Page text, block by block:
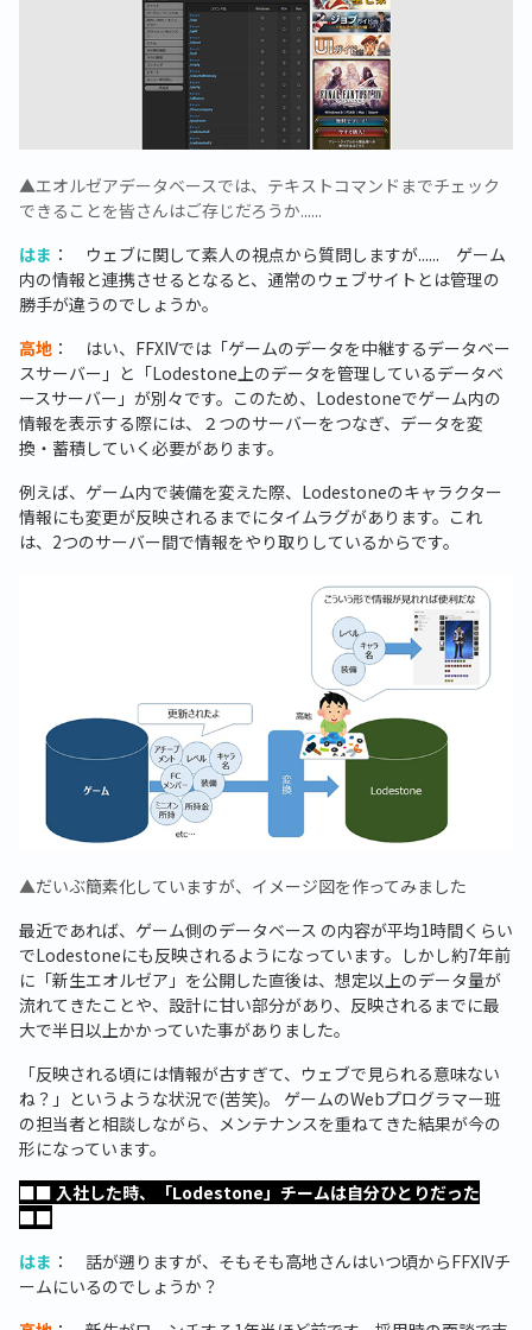
▲エオルゼアデータベースでは、テキストコマンドまでチェック
できることを皆さんはご存じだろうか......
はま ： ウェブに関して素人の視点から質問しますが...... ゲーム
内の情報と連携させるとなると、通常のウェブサイトとは管理の
勝手が違うのでしょうか。
高地 ： はい、FFXIVでは「ゲームのデータを中継するデータベー
スサーバー」と「Lodestone上のデータを管理しているデータベ
ースサーバー」が別々です。このため、Lodestoneでゲーム内の
情報を表示する際には、２つのサーバーをつなぎ、データを変
換・蓄積していく必要があります。
例えば、ゲーム内で装備を変えた際、Lodestoneのキャラクター
情報にも変更が反映されるまでにタイムラグがあります。これ
は、2つのサーバー間で情報をやり取りしているからです。
▲だいぶ簡素化していますが、イメージ図を作ってみました
最近であれば、ゲーム側のデータベース の内容が平均1時間くらい
でLodestoneにも反映されるようになっています。しかし約7年前
に「新生エオルゼア」を公開した直後は、想定以上のデータ量が
流れてきたことや、設計に甘い部分があり、反映されるまでに最
大で半日以上かかっていた事がありました。
「反映される頃には情報が古すぎて、ウェブで見られる意味ない
ね？」というような状況で(苦笑)。 ゲームのWebプログラマー班
の担当者と相談しながら、メンテナンスを重ねてきた結果が今の
形になっています。
■■ 入社した時、「Lodestone」チームは自分ひとりだった
■■
はま ： 話が遡りますが、そもそも高地さんはいつ頃からFFXIVチ
ームにいるのでしょうか？